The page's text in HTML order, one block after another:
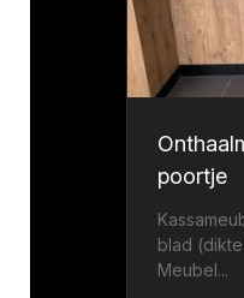
poortje
blad
Meubel...